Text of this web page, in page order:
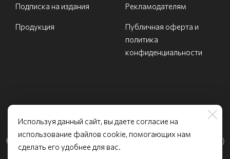
Подписка на издания
Продукция
Рекламодателям
Публичная оферта и
политика
конфиденциальности
Используя данный сайт, вы даете согласие на
использование файлов cookie, помогающих нам
сделать его удобнее для вас.
ИНН 7731540639 Федеральное государственное
бюджетное учреждение «МЧС Медиа» Телефон: (499)